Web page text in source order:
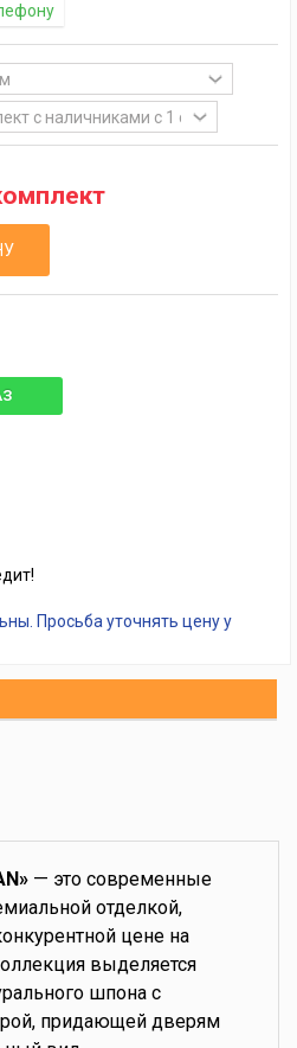
Просьба уточнять цену у
— это современные
отделкой,
цене на
выделяется
шпона с
придающей дверям